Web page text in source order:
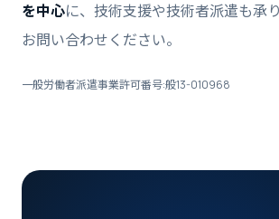
を中心に、技術支援や技術者派遣も承
お問い合わせください。
一般労働者派遣事業許可番号:般13-010968